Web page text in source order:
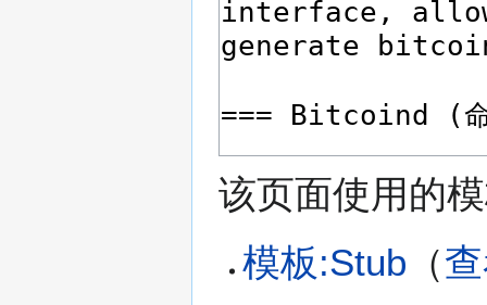
该页面使用的
模板:Stub ​（